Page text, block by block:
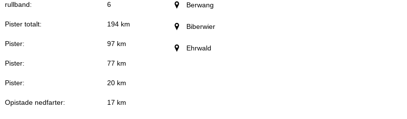
rullband: 6
Pister totalt: 194 km
Pister: 97 km
Pister: 77 km
Pister: 20 km
Opistade nedfarter: 17 km
Berwang
Biberwier
Ehrwald